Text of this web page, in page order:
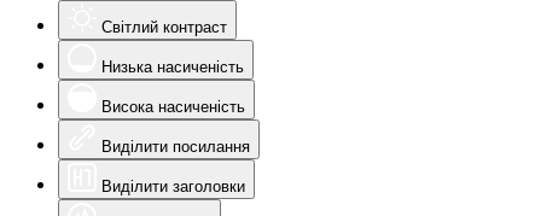
Світлий контраст
Низька насиченість
Висока насиченість
Виділити посилання
Виділити заголовки